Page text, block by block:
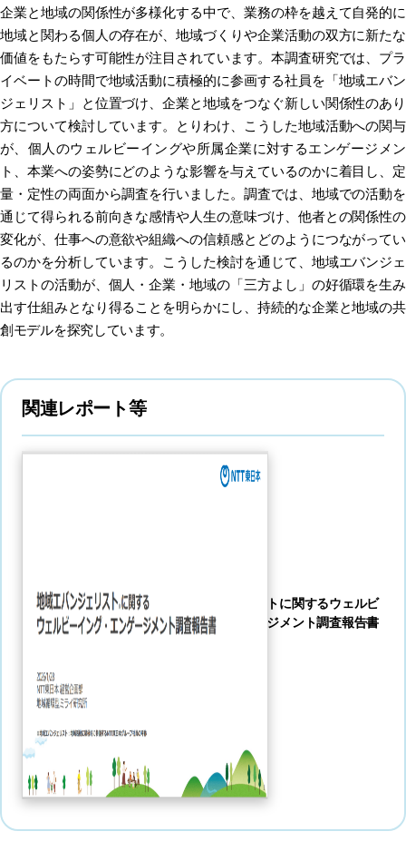
企業と地域の関係性が多様化する中で、業務の枠を越えて自発的に
地域と関わる個人の存在が、地域づくりや企業活動の双方に新たな
価値をもたらす可能性が注目されています。本調査研究では、プラ
イベートの時間で地域活動に積極的に参画する社員を「地域エバン
ジェリスト」と位置づけ、企業と地域をつなぐ新しい関係性のあり
方について検討しています。とりわけ、こうした地域活動への関与
が、個人のウェルビーイングや所属企業に対するエンゲージメン
ト、本業への姿勢にどのような影響を与えているのかに着目し、定
量・定性の両面から調査を行いました。調査では、地域での活動を
通じて得られる前向きな感情や人生の意味づけ、他者との関係性の
変化が、仕事への意欲や組織への信頼感とどのようにつながってい
るのかを分析しています。こうした検討を通じて、地域エバンジェ
リストの活動が、個人・企業・地域の「三方よし」の好循環を生み
出す仕組みとなり得ることを明らかにし、持続的な企業と地域の共
創モデルを探究しています。
関連レポート等
地域エバンジェリストに関するウェルビ
ーイング・エンゲージメント調査報告書